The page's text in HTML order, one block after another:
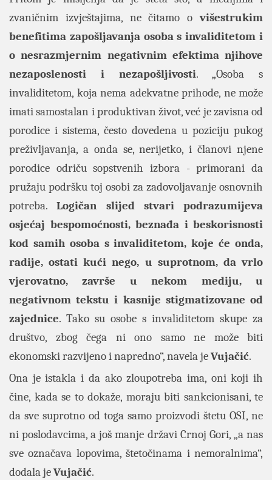
zvaničnim izvještajima, ne čitamo ovišestrukim
benefitima zapošljavanja osoba s invaliditetom i
o nesrazmjernim negativnim efektima njihove
nezaposlenosti i nezapošljivosti. „Osoba s
invaliditetom, koja nema adekvatne prihode, ne može
imati samostalan i produktivan život, već je zavisna od
porodice i sistema, često dovedena u poziciju pukog
preživljavanja, a onda se, nerijetko, i članovi njene
porodice odriču sopstvenih izbora - primorani da
pružaju podršku toj osobi za zadovoljavanje osnovnih
potreba.Logičan slijed stvari podrazumijeva
osjećaj bespomoćnosti, beznađa i beskorisnosti
kod samih osoba s invaliditetom, koje će onda,
radije, ostati kući nego, u suprotnom, da vrlo
vjerovatno, završe u nekom mediju, u
negativnom tekstu i kasnije stigmatizovane od
zajednice. Tako su osobe s invaliditetom skupe za
društvo, zbog čega ni ono samo ne može biti
ekonomski razvijeno i napredno“, navela jeVujačić.
Ona je istakla i da ako zloupotreba ima, oni koji ih
čine, kada se to dokaže, moraju biti sankcionisani, te
da sve suprotno od toga samo proizvodi štetu OSI, ne
ni poslodavcima, a još manje državi Crnoj Gori, „a nas
sve označava lopovima, štetočinama i nemoralnima“,
dodala jeVujačić.